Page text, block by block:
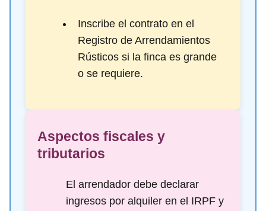
Inscribe el contrato en el
Registro de Arrendamientos
Rústicos si la finca es grande
o se requiere.
Aspectos fiscales y
tributarios
El arrendador debe declarar
ingresos por alquiler en el IRPF y